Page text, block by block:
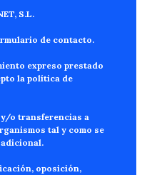
S.L.
de contacto.
expreso prestado
la política de
y/o transferencias a
tal y como se
oposición,